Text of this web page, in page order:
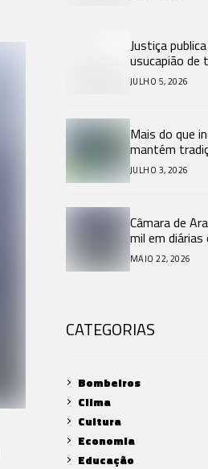
Justiça
usucapião de
Araquari.
JULHO 5, 2026
Mais do que
mantém
animal e
Catarina.
JULHO 3, 2026
Câmara de
mil em
meses de 2026.
MAIO 22, 2026
CATEGORIAS
Bombeiros
Clima
Cultura
Economia
Educação